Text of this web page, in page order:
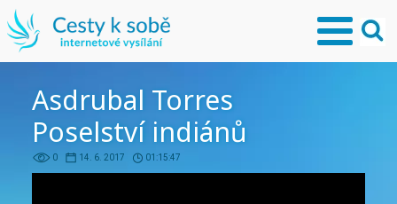
Asdrubal Torres
Poselství indiánů
0 14. 6. 2017 01:15:47